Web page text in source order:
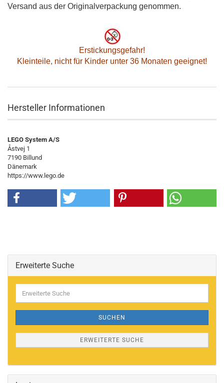
Versand aus der Originalverpackung genommen.
Erstickungsgefahr!
Kleinteile, nicht für Kinder unter 36 Monaten geeignet!
Hersteller Informationen
LEGO System A/S
Åstvej 1
7190 Billund
Dänemark
https://www.lego.de
Erweiterte Suche
Suche
SUCHEN
ERWEITERTE SUCHE